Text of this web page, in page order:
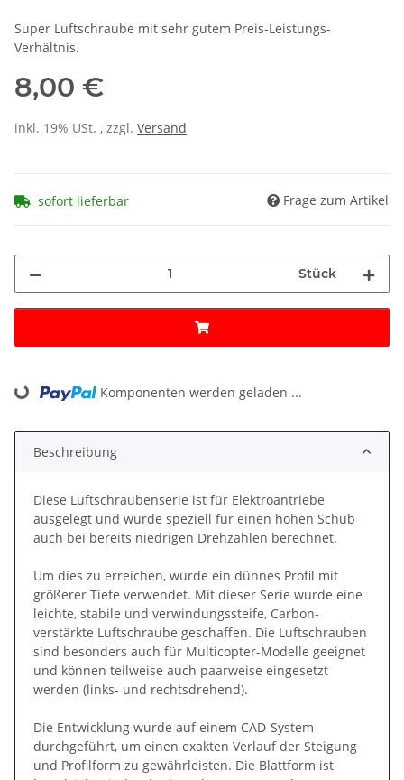
Super Luftschraube mit sehr gutem Preis-Leistungs-
Verhältnis.
8,00 €
inkl. 19% USt. , zzgl. Versand
sofort lieferbar Frage zum Artikel
Stück
Loading... Komponenten werden geladen ...
Beschreibung
Diese Luftschraubenserie ist für Elektroantriebe
ausgelegt und wurde speziell für einen hohen Schub
auch bei bereits niedrigen Drehzahlen berechnet.
Um dies zu erreichen, wurde ein dünnes Profil mit
größerer Tiefe verwendet. Mit dieser Serie wurde eine
leichte, stabile und verwindungssteife, Carbon-
verstärkte Luftschraube geschaffen. Die Luftschrauben
sind besonders auch für Multicopter-Modelle geeignet
und können teilweise auch paarweise eingesetzt
werden (links- und rechtsdrehend).
Die Entwicklung wurde auf einem CAD-System
durchgeführt, um einen exakten Verlauf der Steigung
und Profilform zu gewährleisten. Die Blattform ist